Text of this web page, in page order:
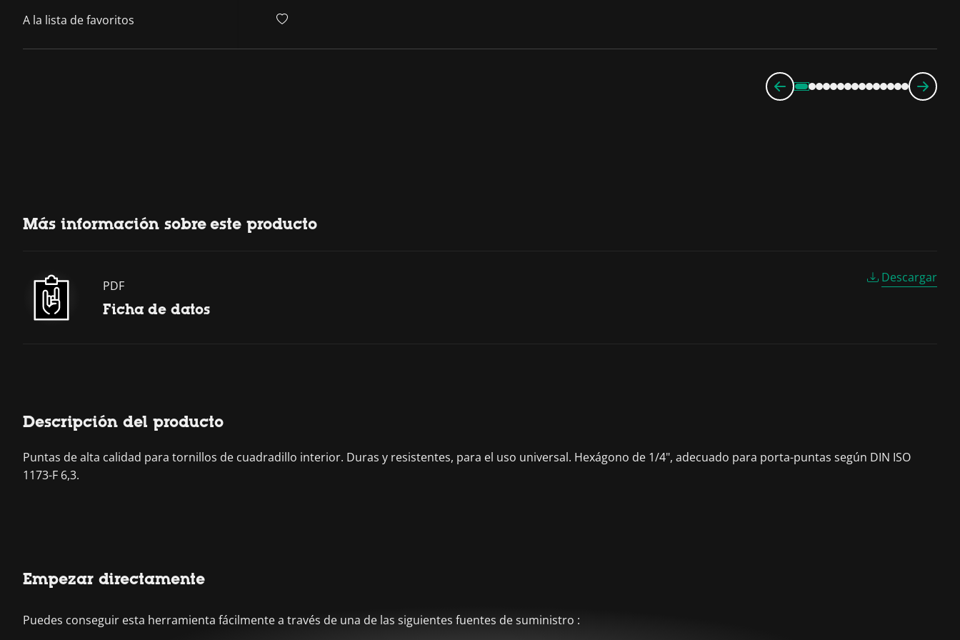
A la lista de favoritos
Más información sobre este producto
PDF
Ficha de datos
Descargar
Descripción del producto
Puntas de alta calidad para tornillos de cuadradillo interior. Duras y resistentes, para el uso universal. Hexágono de 1/4", adecuado para porta-puntas según DIN ISO
1173-F 6,3.
Empezar directamente
Puedes conseguir esta herramienta fácilmente a través de una de las siguientes fuentes de suministro :